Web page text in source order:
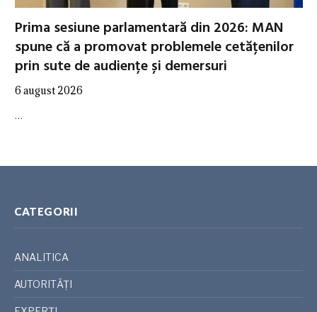
Prima sesiune parlamentară din 2026: MAN
spune că a promovat problemele cetățenilor
prin sute de audiențe și demersuri
6 august 2026
…
CATEGORII
ANALITICA
AUTORITĂȚI